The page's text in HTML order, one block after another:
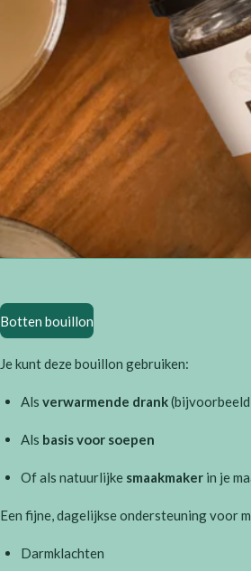
Botten bouillon
Je kunt deze bouillon gebruiken:
Als verwarmende drank(bijvoorbeeld
Als basis voor soepen
Of als natuurlijke smaakmakerin je
Een fijne, dagelijkse ondersteuning voor
Darmklachten